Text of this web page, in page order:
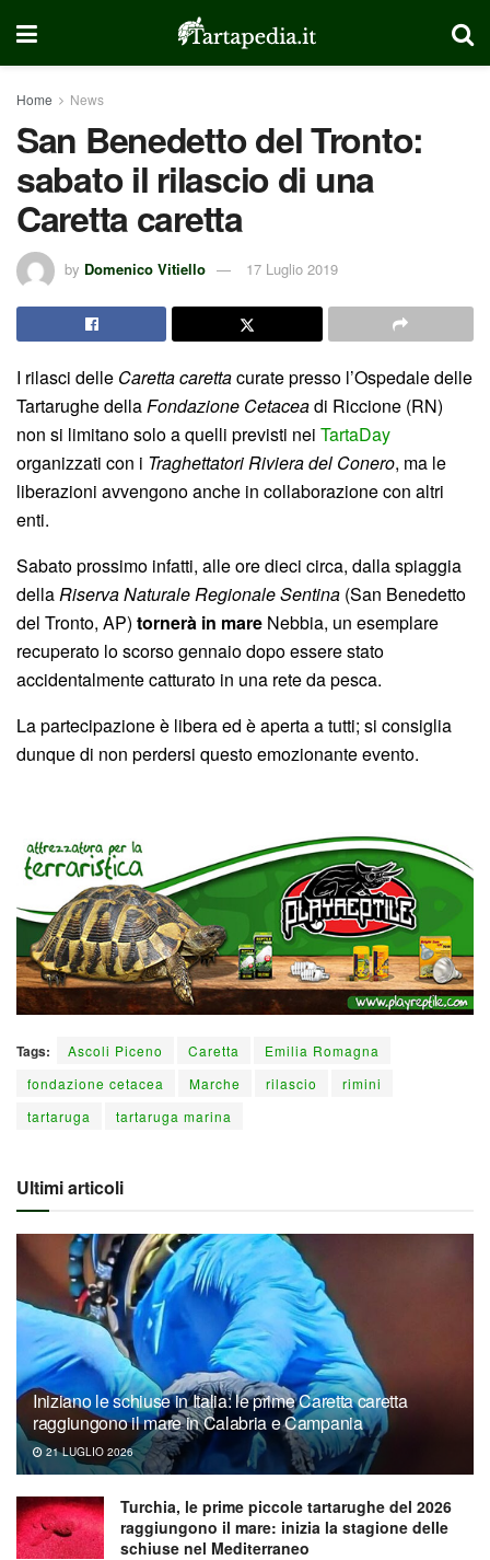
Home News
San Benedetto del Tronto:
sabato il rilascio di una
Caretta caretta
by Domenico Vitiello 17 Luglio 2019
I rilasci delle Caretta carettacurate presso l’Ospedale delle
Tartarughe dellaFondazione Cetaceadi Riccione (RN)
non si limitano solo a quelli previsti nei TartaDay
organizzati con i Traghettatori Riviera del Conero, ma le
liberazioni avvengono anche in collaborazione con altri
enti.
Sabato prossimo infatti, alle ore dieci circa, dalla spiaggia
dellaRiserva Naturale Regionale Sentina (San Benedetto
del Tronto, AP) tornerà in mare Nebbia, un esemplare
recuperato lo scorso gennaio dopo essere stato
accidentalmente catturato in una rete da pesca.
La partecipazione è libera ed è aperta a tutti; si consiglia
dunque di non perdersi questo emozionante evento.
Tags: Ascoli Piceno Caretta
Emilia Romagna
fondazione cetacea
Marche rilascio
rimini
tartaruga
tartaruga marina
Ultimi articoli
Iniziano le schiuse in Italia: le prime Caretta caretta
raggiungono il mare in Calabria e Campania
21 LUGLIO 2026
Turchia, le prime piccole tartarughe del 2026
raggiungono il mare: inizia la stagione delle
schiuse nel Mediterraneo